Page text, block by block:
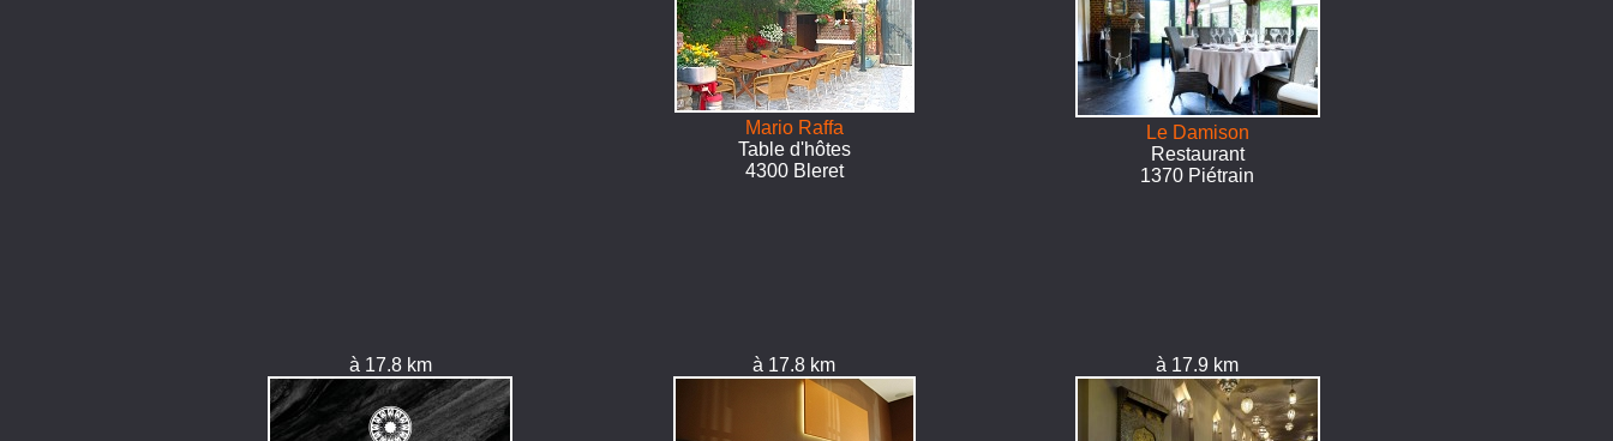
Mario Raffa
Table d'hôtes
4300 Bleret
Le Damison
Restaurant
1370 Piétrain
à 17.8 km à 17.8 km à 17.9 km